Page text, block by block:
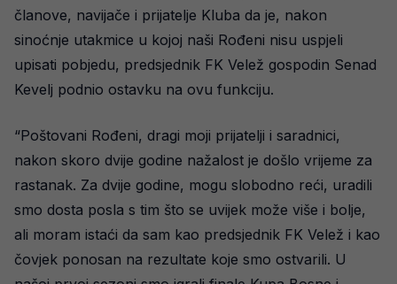
članove, navijače i prijatelje Kluba da je, nakon
sinoćnje utakmice u kojoj naši Rođeni nisu uspjeli
upisati pobjedu, predsjednik FK Velež gospodin Senad
Kevelj podnio ostavku na ovu funkciju.
“Poštovani Rođeni, dragi moji prijatelji i saradnici,
nakon skoro dvije godine nažalost je došlo vrijeme za
rastanak. Za dvije godine, mogu slobodno reći, uradili
smo dosta posla s tim što se uvijek može više i bolje,
ali moram istaći da sam kao predsjednik FK Velež i kao
čovjek ponosan na rezultate koje smo ostvarili. U